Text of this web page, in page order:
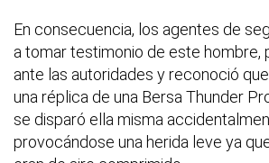
En consecuencia, los agentes de
a tomar testimonio de este hombre,
ante las autoridades y reconoció
una réplica de una Bersa Thunder
se disparó ella misma
provocándose una herida leve ya